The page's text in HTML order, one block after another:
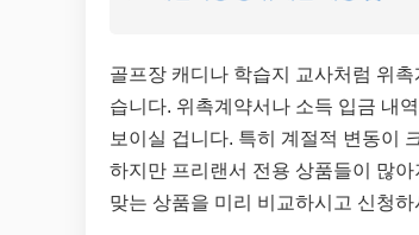
골프장 캐디나 학습지 교사처럼 위
습니다. 위촉계약서나 소득 입금 내
보이실 겁니다. 특히 계절적 변동이
하지만 프리랜서 전용 상품들이 많
맞는 상품을 미리 비교하시고 신청